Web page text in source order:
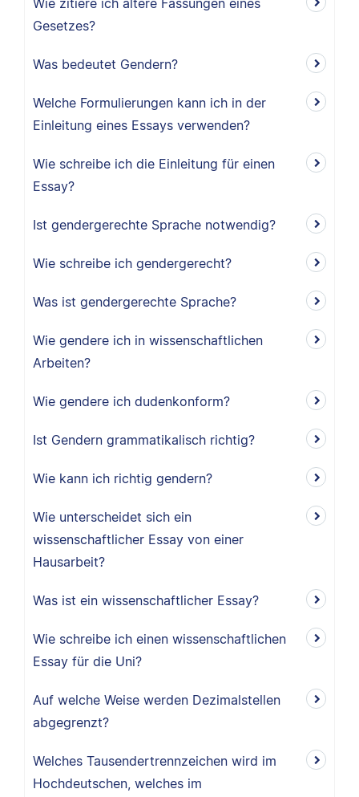
Wie zitiere ich ältere Fassungen eines
Gesetzes?
Was bedeutet Gendern?
Welche Formulierungen kann ich in der
Einleitung eines Essays verwenden?
Wie schreibe ich die Einleitung für einen
Essay?
Ist gendergerechte Sprache notwendig?
Wie schreibe ich gendergerecht?
Was ist gendergerechte Sprache?
Wie gendere ich in wissenschaftlichen
Arbeiten?
Wie gendere ich dudenkonform?
Ist Gendern grammatikalisch richtig?
Wie kann ich richtig gendern?
Wie unterscheidet sich ein
wissenschaftlicher Essay von einer
Hausarbeit?
Was ist ein wissenschaftlicher Essay?
Wie schreibe ich einen wissenschaftlichen
Essay für die Uni?
Auf welche Weise werden Dezimalstellen
abgegrenzt?
Welches Tausendertrennzeichen wird im
Hochdeutschen, welches im